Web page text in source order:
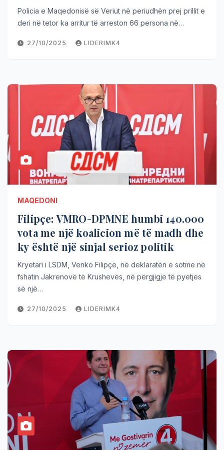
Policia e Maqedonisë së Veriut në periudhën prej prillit e
deri në tetor ka arritur të arreston 66 persona në…
27/10/2025 LIDERIMK4
MAQEDONI
Filipçe: VMRO-DPMNE humbi 140.000
vota me një koalicion më të madh dhe
ky është një sinjal serioz politik
Kryetari i LSDM, Venko Filipçe, në deklaratën e sotme në
fshatin Jakrenovë të Krushevës, në përgjigje të pyetjes
së një…
27/10/2025 LIDERIMK4